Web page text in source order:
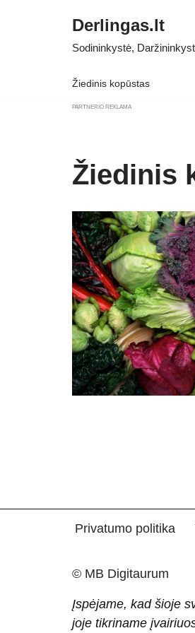
Derlingas.lt
Sodininkystė,
Žiedinis kopūstas
PARTNERIO REKLAMA
Žiedinis
Privatumo politika
© MB Digitaurum
Įspėjame, kad šioje
joje tikriname